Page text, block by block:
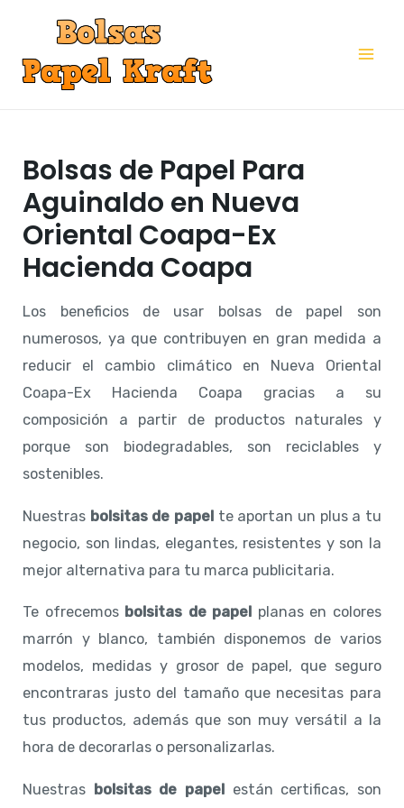
contenido
Bolsas de Papel Para
Aguinaldo en Nueva
Oriental Coapa-Ex
Hacienda Coapa
Los beneficios de usar bolsas de papel son
numerosos, ya que contribuyen en gran medida a
reducir el cambio climático en Nueva Oriental
Coapa-Ex Hacienda Coapa gracias a su
composición a partir de productos naturales y
porque son biodegradables, son reciclables y
sostenibles.
Nuestras bolsitas de papel te aportan un plus a tu
negocio, son lindas, elegantes, resistentes y son la
mejor alternativa para tu marca publicitaria.
Te ofrecemos bolsitas de papel planas en colores
marrón y blanco, también disponemos de varios
modelos, medidas y grosor de papel, que seguro
encontraras justo del tamaño que necesitas para
tus productos, además que son muy versátil a la
hora de decorarlas o personalizarlas.
Nuestras bolsitas de papel están certificas, son